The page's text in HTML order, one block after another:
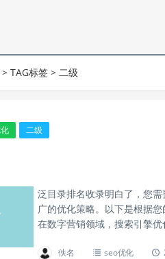
>TAG标签 > 二级
二级
泛目录排名收录明白了，您
广的优化策略。以下是根据
在数字营销领域，搜索引擎
佚名 seo优化